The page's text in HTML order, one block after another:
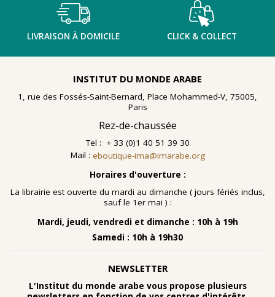
LIVRAISON À DOMICILE CLICK & COLLECT
INSTITUT DU MONDE ARABE
1, rue des Fossés-Saint-Bernard, Place Mohammed-V, 75005,
Paris
Rez-de-chaussée
Tel : + 33 (0)1 40 51 39 30
Mail : eboutique-ima@imarabe.org
Horaires d'ouverture :
La librairie est ouverte du mardi au dimanche ( jours fériés inclus,
sauf le 1er mai ) :
Mardi, jeudi, vendredi et dimanche : 10h à 19h
Samedi : 10h à 19h30
NEWSLETTER
L'Institut du monde arabe vous propose plusieurs